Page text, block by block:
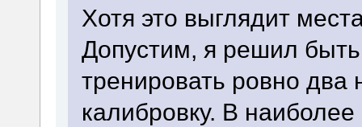
Хотя это выглядит
Допустим, я решил
тренировать ровно два
калибровку. В